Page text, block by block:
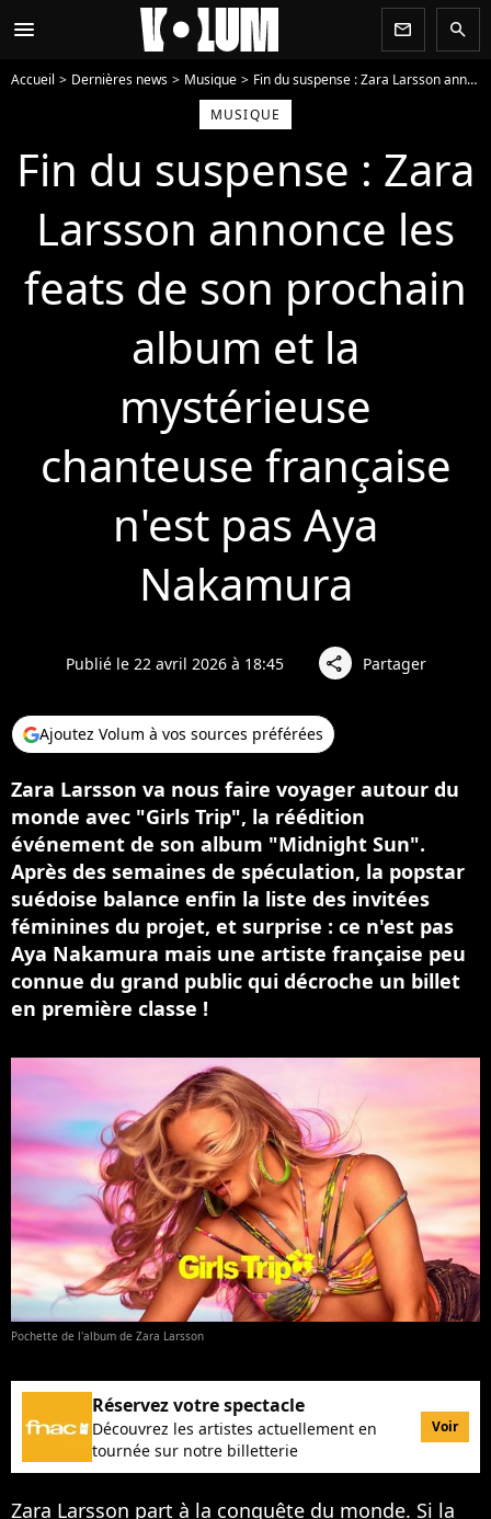
menu newsletter search
Accueil Dernières news Musique
Fin du suspense : Zara Larsson annonce les feats de son prochain album et la mystérieuse chanteuse française n'est pas Aya Nakamura
MUSIQUE
Fin du suspense : Zara
Larsson annonce les
feats de son prochain
album et la
mystérieuse
chanteuse française
n'est pas Aya
Nakamura
Publié le 22 avril 2026 à 18:45 share Partager
Ajoutez Volum à vos sources préférées
Zara Larsson va nous faire voyager autour du
monde avec "Girls Trip", la réédition
événement de son album "Midnight Sun".
Après des semaines de spéculation, la popstar
suédoise balance enfin la liste des invitées
féminines du projet, et surprise : ce n'est pas
Aya Nakamura mais une artiste française peu
connue du grand public qui décroche un billet
en première classe !
Pochette de l'album de Zara Larsson
Réservez votre spectacle
Découvrez les artistes actuellement en
tournée sur notre billetterie
Voir
Zara Larsson part à la conquête du monde. Si la